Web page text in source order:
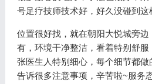
号足疗技师技术好，好久没碰到这
位置很好找，就在朝阳大悦城旁
有，环境干净整洁，看着特别舒服
张医生人特别细心，每个细节都
告诉很多注意事项，辛苦啦~服务